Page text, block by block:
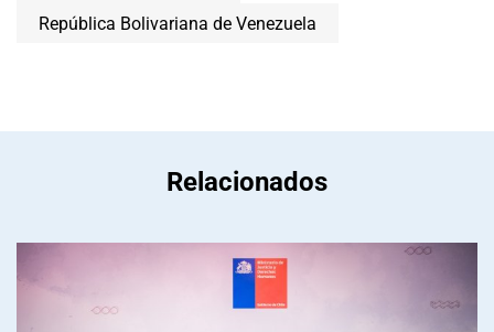
República Bolivariana de Venezuela
Relacionados